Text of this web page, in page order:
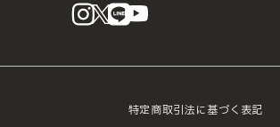
instagram
X LINE
特定商取引法に基づく表記